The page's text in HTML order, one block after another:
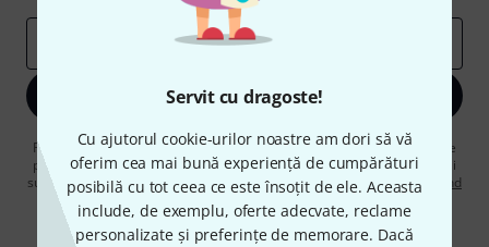
Servit cu dragoste!
Cu ajutorul cookie-urilor noastre am dori să vă
oferim cea mai bună experiență de cumpărături
posibilă cu tot ceea ce este însoțit de ele. Aceasta
include, de exemplu, oferte adecvate, reclame
personalizate și preferințe de memorare. Dacă
Înscrie-te acum
Făcând clic pe „Înscrie-te acum”, sunteți de acord să primiți publicitate
prin e-mail. Vă puteți dezabona în orice moment. Puteți găsi informații
suplimentare despre buletinul informativ înregulamentul nostru privind
* Necesar